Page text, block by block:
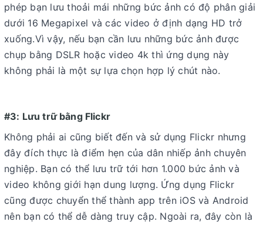
phép bạn lưu thoải mái những bức ảnh có độ phân giải
dưới 16 Megapixel và các video ở định dạng HD trở
xuống.Vì vậy, nếu bạn cần lưu những bức ảnh được
chụp bằng DSLR hoặc video 4k thì ứng dụng này
không phải là một sự lựa chọn hợp lý chút nào.
#3: Lưu trữ bằng Flickr
Không phải ai cũng biết đến và sử dụng Flickr nhưng
đây đích thực là điểm hẹn của dân nhiếp ảnh chuyên
nghiệp. Bạn có thể lưu trữ tới hơn 1.000 bức ảnh và
video không giới hạn dung lượng. Ứng dụng Flickr
cũng được chuyển thể thành app trên iOS và Android
nên bạn có thể dễ dàng truy cập. Ngoài ra, đây còn là